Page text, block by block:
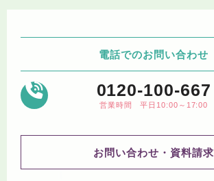
電話でのお問い合わせ
0120-100-667
営業時間 平日10:00～17:00
お問い合わせ・資料請求